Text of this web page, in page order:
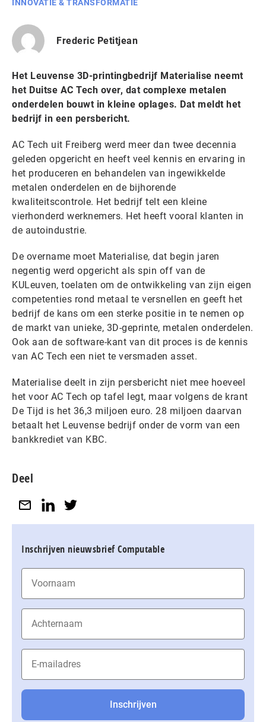
INNOVATIE & TRANSFORMATIE
Frederic Petitjean
Het Leuvense 3D-printingbedrijf Materialise neemt
het Duitse AC Tech over, dat complexe metalen
onderdelen bouwt in kleine oplages. Dat meldt het
bedrijf in een persbericht.
AC Tech uit Freiberg werd meer dan twee decennia
geleden opgericht en heeft veel kennis en ervaring in
het produceren en behandelen van ingewikkelde
metalen onderdelen en de bijhorende
kwaliteitscontrole. Het bedrijf telt een kleine
vierhonderd werknemers. Het heeft vooral klanten in
de autoindustrie.
De overname moet Materialise, dat begin jaren
negentig werd opgericht als spin off van de
KULeuven, toelaten om de ontwikkeling van zijn eigen
competenties rond metaal te versnellen en geeft het
bedrijf de kans om een sterke positie in te nemen op
de markt van unieke, 3D-geprinte, metalen onderdelen.
Ook aan de software-kant van dit proces is de kennis
van AC Tech een niet te versmaden asset.
Materialise deelt in zijn persbericht niet mee hoeveel
het voor AC Tech op tafel legt, maar volgens de krant
De Tijd is het 36,3 miljoen euro. 28 miljoen daarvan
betaalt het Leuvense bedrijf onder de vorm van een
bankkrediet van KBC.
Deel
Inschrijven nieuwsbrief Computable